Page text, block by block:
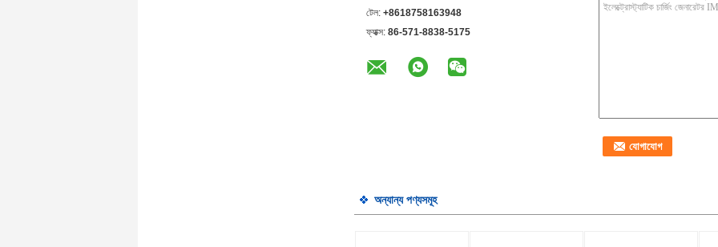
টেল: +8618758163948
ফ্যাক্স: 86-571-8838-5175
অন্যান্য পণ্যসমূহ